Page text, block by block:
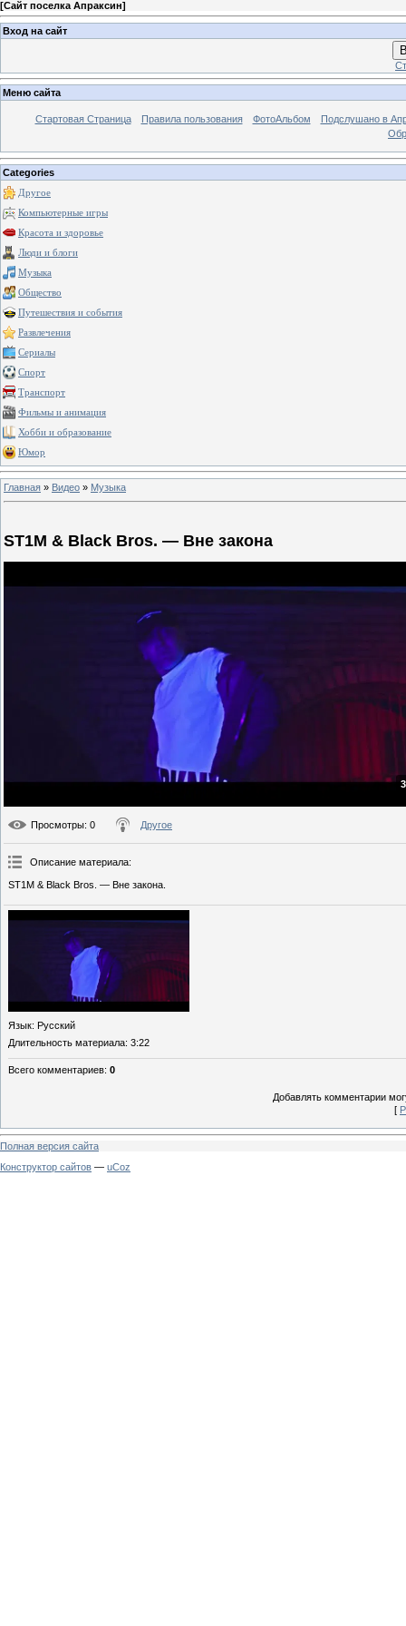
[Сайт поселка Апраксин]
Вход на сайт
Меню сайта
Стартовая Страница Правила пользования ФотоАльбом
Подслушано в
Categories
Другое
Компьютерные игры
Красота и здоровье
Люди и блоги
Музыка
Общество
Путешествия и события
Развлечения
Сериалы
Спорт
Транспорт
Фильмы и анимация
Хобби и образование
Юмор
Главная » Видео » Музыка
ST1M & Black Bros. — Вне закона
Просмотры: 0 Другое
Описание материала:
ST1M & Black Bros. — Вне закона.
Язык: Русский
Длительность материала: 3:22
Всего комментариев: 0
Добавлять комментарии
[
Полная версия сайта
Конструктор сайтов — uCoz